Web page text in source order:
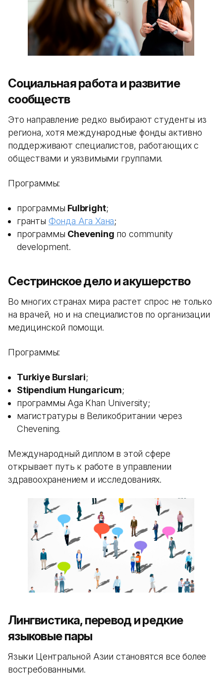
Социальная работа и развитие
сообществ
Это направление редко выбирают студенты из
региона, хотя международные фонды активно
поддерживают специалистов, работающих с
обществами и уязвимыми группами.
Программы:
программы Fulbright;
гранты Фонда Ага Хана;
программы Chevening по community
development.
Сестринское дело и акушерство
Во многих странах мира растет спрос не только
на врачей, но и на специалистов по организации
медицинской помощи.
Программы:
Turkiye Burslari;
Stipendium Hungaricum;
программы Aga Khan University;
магистратуры в Великобритании через
Chevening.
Международный диплом в этой сфере
открывает путь к работе в управлении
здравоохранением и исследованиях.
Лингвистика, перевод и редкие
языковые пары
Языки Центральной Азии становятся все более
востребованными.